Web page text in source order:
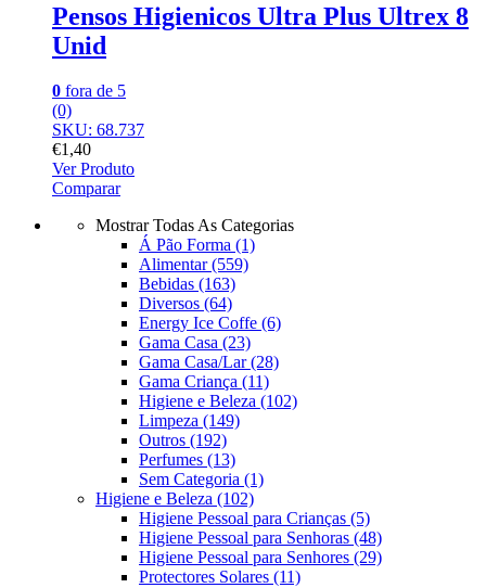
Pensos Higienicos Ultra Plus Ultrex 8
Unid
0 fora de 5
(0)
SKU: 68.737
€1,40
Ver Produto
Comparar
Mostrar Todas As Categorias
Á Pão Forma (1)
Alimentar(559)
Bebidas (163)
Diversos (64)
Energy Ice Coffe (6)
Gama Casa (23)
Gama Casa/Lar(28)
Gama Criança (11)
Higiene e Beleza (102)
Limpeza (149)
Outros (192)
Perfumes (13)
Sem Categoria (1)
Higiene e Beleza (102)
Higiene Pessoal para Crianças (5)
Higiene Pessoal para Senhoras (48)
Higiene Pessoal para Senhores (29)
Protectores Solares (11)